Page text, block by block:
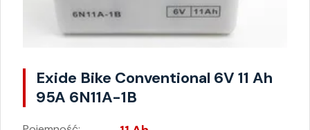
Exide Bike Conventional 6V 11 Ah
95A 6N11A-1B